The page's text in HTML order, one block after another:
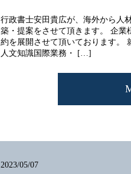
行政書士安田貴広が、海外から人
築・提案をさせて頂きます。 企業
約を展開させて頂いております。
人文知識国際業務・ […]
2023/05/07